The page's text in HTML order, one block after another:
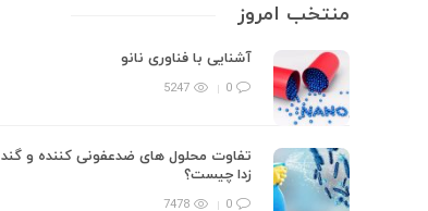
منتخب امروز
آشنایی با فناوری نانو
0
5247
تفاوت محلول های ضدعفونی کننده و گند
زدا چیست؟
0
7478